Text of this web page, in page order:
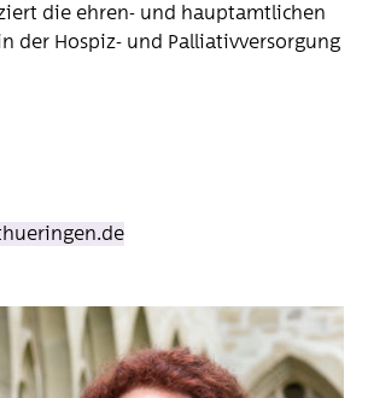
die ehren- und hauptamtlichen
der Hospiz- und Palliativ­versorgung